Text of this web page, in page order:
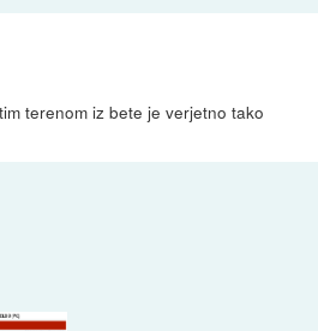
terenom iz bete je verjetno tako